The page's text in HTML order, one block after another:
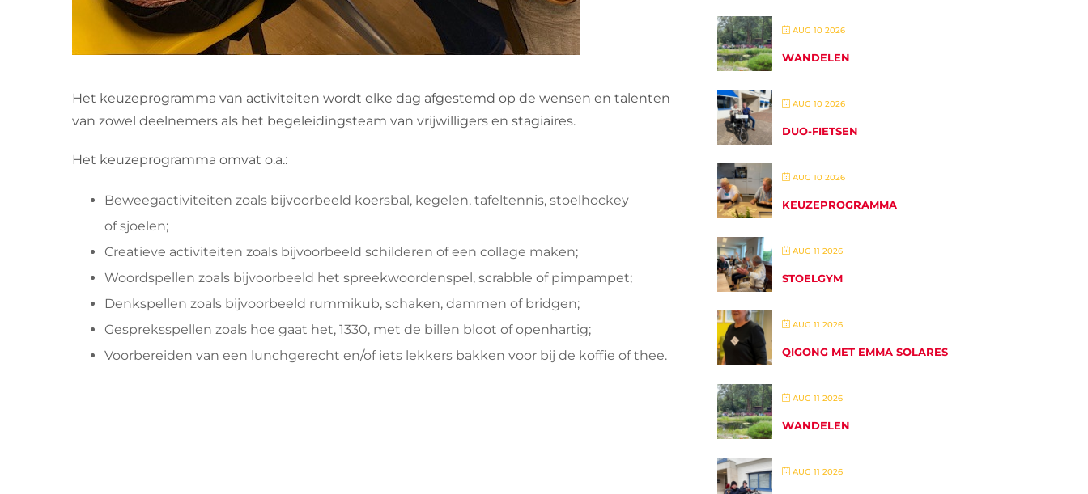
Het keuzeprogramma van activiteiten wordt elke dag afgestemd op de wensen en talenten
van zowel deelnemers als het begeleidingsteam van vrijwilligers en stagiaires.
Het keuzeprogramma omvat o.a.:
Beweegactiviteiten zoals bijvoorbeeld koersbal, kegelen, tafeltennis, stoelhockey
of sjoelen;
Creatieve activiteiten zoals bijvoorbeeld schilderen of een collage maken;
Woordspellen zoals bijvoorbeeld het spreekwoordenspel, scrabble of pimpampet;
Denkspellen zoals bijvoorbeeld rummikub, schaken, dammen of bridgen;
Gespreksspellen zoals hoe gaat het, 1330, met de billen bloot of openhartig;
Voorbereiden van een lunchgerecht en/of iets lekkers bakken voor bij de koffie of thee.
AUG 10 2026
WANDELEN
AUG 10 2026
DUO-FIETSEN
AUG 10 2026
KEUZEPROGRAMMA
AUG 11 2026
STOELGYM
AUG 11 2026
QIGONG MET EMMA SOLARES
AUG 11 2026
WANDELEN
AUG 11 2026